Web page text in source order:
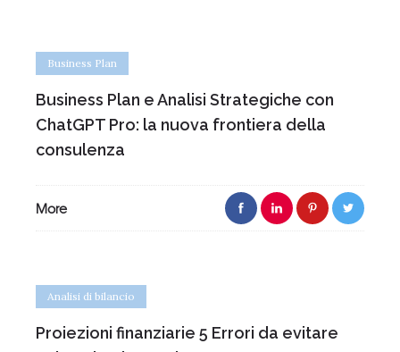
Business Plan
Business Plan e Analisi Strategiche con
ChatGPT Pro: la nuova frontiera della
consulenza
More
Analisi di bilancio
Proiezioni finanziarie 5 Errori da evitare